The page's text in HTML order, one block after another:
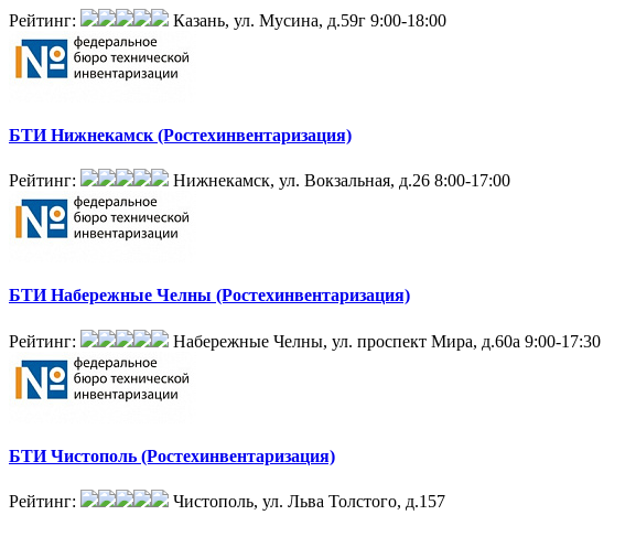
Рейтинг: Казань, ул. Мусина, д.59г 9:00-18:00
БТИ Нижнекамск (Ростехинвентаризация)
Рейтинг: Нижнекамск, ул. Вокзальная, д.26 8:00-17:00
БТИ Набережные Челны (Ростехинвентаризация)
Рейтинг: Набережные Челны, ул. проспект Мира, д.60а 9:00-17:30
БТИ Чистополь (Ростехинвентаризация)
Рейтинг: Чистополь, ул. Льва Толстого, д.157